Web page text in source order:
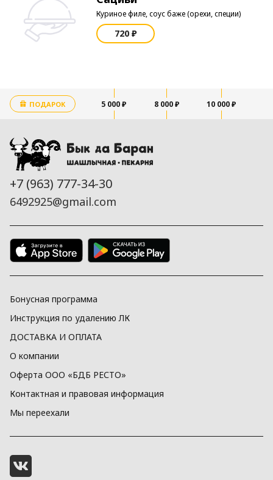
Куриное филе, соус баже (орехи, специи)
720 ₽
ПОДАРОК 5 000 ₽ 8 000 ₽ 10 000 ₽
+7 (963) 777-34-30
6492925@gmail.com
Бонусная программа
Инструкция по удалению ЛК
ДОСТАВКА И ОПЛАТА
О компании
Оферта ООО «БДБ РЕСТО»
Контактная и правовая информация
Мы переехали